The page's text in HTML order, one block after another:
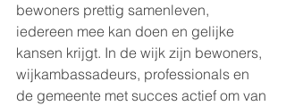
bewoners prettig samenleven,
iedereen mee kan doen en gelijke
kansen krijgt. In de wijk zijn bewoners,
wijkambassadeurs, professionals en
de gemeente met succes actief om van